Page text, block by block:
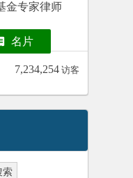
金专家律师
名片
7,234,254 访客